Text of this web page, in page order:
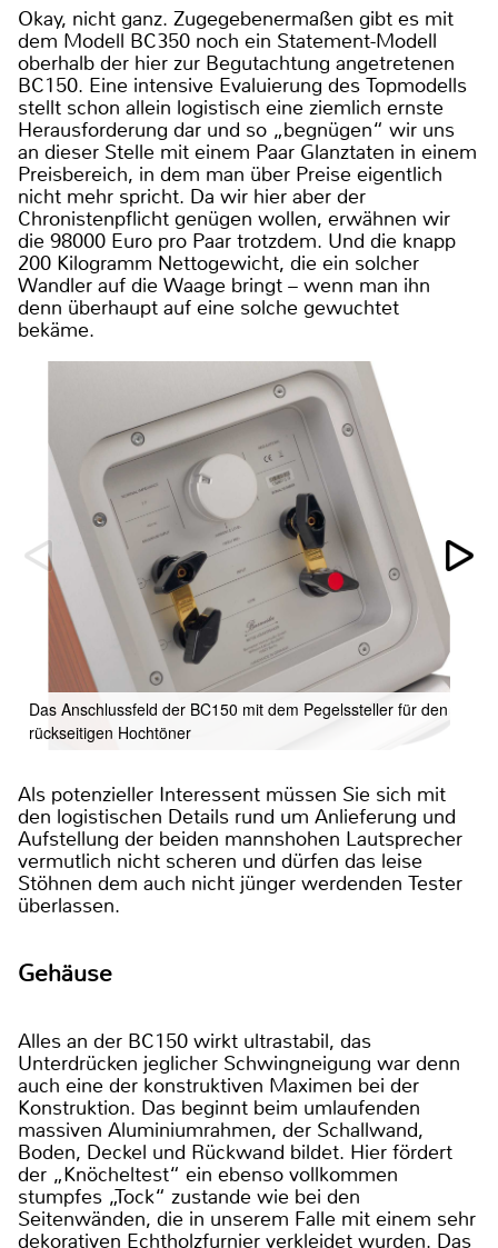
Okay, nicht ganz. Zugegebenermaßen gibt es mit
dem Modell BC350 noch ein Statement-Modell
oberhalb der hier zur Begutachtung angetretenen
BC150. Eine intensive Evaluierung des Topmodells
stellt schon allein logistisch eine ziemlich ernste
Herausforderung dar und so „begnügen“ wir uns
an dieser Stelle mit einem Paar Glanztaten in einem
Preisbereich, in dem man über Preise eigentlich
nicht mehr spricht. Da wir hier aber der
Chronistenpflicht genügen wollen, erwähnen wir
die 98000 Euro pro Paar trotzdem. Und die knapp
200 Kilogramm Nettogewicht, die ein solcher
Wandler auf die Waage bringt – wenn man ihn
denn überhaupt auf eine solche gewuchtet
bekäme.
Das Anschlussfeld der BC150 mit dem Pegelssteller für den
rückseitigen Hochtöner
Als potenzieller Interessent müssen Sie sich mit
den logistischen Details rund um Anlieferung und
Aufstellung der beiden mannshohen Lautsprecher
vermutlich nicht scheren und dürfen das leise
Stöhnen dem auch nicht jünger werdenden Tester
überlassen.
Gehäuse
Alles an der BC150 wirkt ultrastabil, das
Unterdrücken jeglicher Schwingneigung war denn
auch eine der konstruktiven Maximen bei der
Konstruktion. Das beginnt beim umlaufenden
massiven Aluminiumrahmen, der Schallwand,
Boden, Deckel und Rückwand bildet. Hier fördert
der „Knöcheltest“ ein ebenso vollkommen
stumpfes „Tock“ zustande wie bei den
Seitenwänden, die in unserem Falle mit einem sehr
dekorativen Echtholzfurnier verkleidet wurden. Das